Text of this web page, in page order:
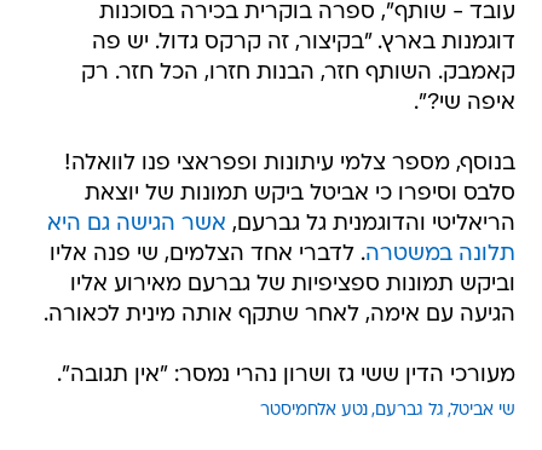
עובד - שותף", ספרה בוקרית בכירה בסוכנות
דוגמנות בארץ. "בקיצור, זה קרקס גדול. יש פה
קאמבק. השותף חזר, הבנות חזרו, הכל חזר. רק
איפה שי?".
בנוסף, מספר צלמי עיתונות ופפראצי פנו לוואלה!
סלבס וסיפרו כי אביטל ביקש תמונות של יוצאת
הריאליטי והדוגמנית גל גברעם, אשר הגישה גם היא
תלונה במשטרה. לדברי אחד הצלמים, שי פנה אליו
וביקש תמונות ספציפיות של גברעם מאירוע אליו
הגיעה עם אימה, לאחר שתקף אותה מינית לכאורה.
מעורכי הדין ששי גז ושרון נהרי נמסר: "אין תגובה".
שי אביטל גל גברעם נטע אלחמיסטר